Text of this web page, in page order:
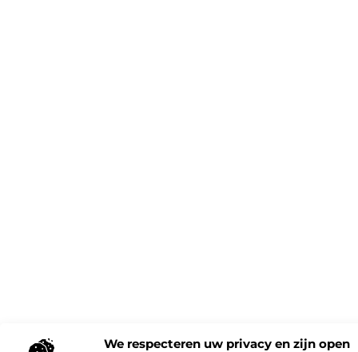
We respecteren uw privacy en zijn open